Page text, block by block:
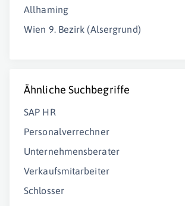
Allhaming
Wien 9. Bezirk (Alsergrund)
Ähnliche Suchbegriffe
SAP HR
Personalverrechner
Unternehmensberater
Verkaufsmitarbeiter
Schlosser